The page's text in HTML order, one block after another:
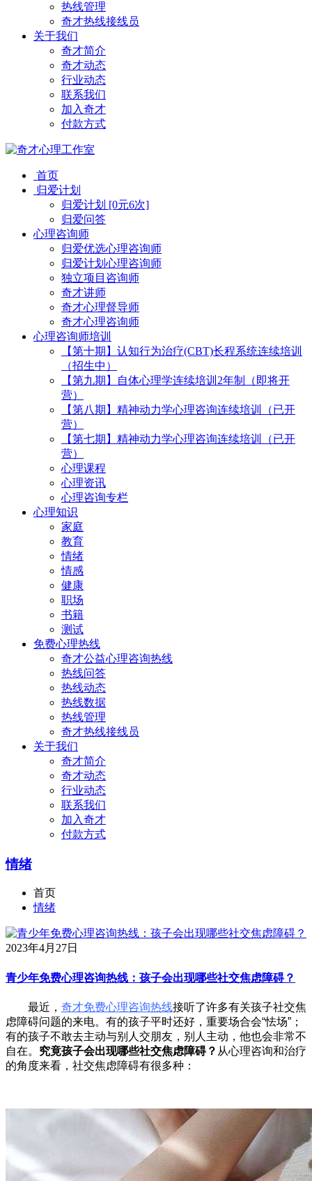
热线管理
奇才热线接线员
关于我们
奇才简介
奇才动态
行业动态
联系我们
加入奇才
付款方式
首页
归爱计划
归爱计划 [0元6次]
归爱问答
心理咨询师
归爱优选心理咨询师
归爱计划心理咨询师
独立项目咨询师
奇才讲师
奇才心理督导师
奇才心理咨询师
心理咨询师培训
【第十期】认知行为治疗(CBT)长程系统连续培训
（招生中）
【第九期】自体心理学连续培训2年制（即将开
营）
【第八期】精神动力学心理咨询连续培训（已开
营）
【第七期】精神动力学心理咨询连续培训（已开
营）
心理课程
心理资讯
心理咨询专栏
心理知识
家庭
教育
情绪
情感
健康
职场
书籍
测试
免费心理热线
奇才公益心理咨询热线
热线问答
热线动态
热线数据
热线管理
奇才热线接线员
关于我们
奇才简介
奇才动态
行业动态
联系我们
加入奇才
付款方式
情绪
首页
情绪
2023年4月27日
青少年免费心理咨询热线：孩子会出现哪些社交焦虑障碍？
最近， 奇才免费心理咨询热线接听了许多有关孩子社交焦
虑障碍问题的来电。有的孩子平时还好，重要场合会“怯场”；
有的孩子不敢去主动与别人交朋友，别人主动，他也会非常不
自在。 究竟孩子会出现哪些社交焦虑障碍？ 从心理咨询和治疗
的角度来看，社交焦虑障碍有很多种：